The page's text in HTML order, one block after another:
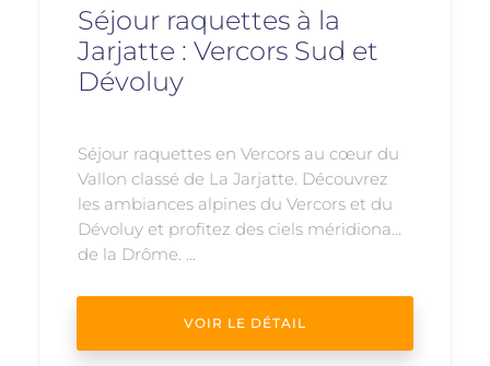
Séjour raquettes à la
Jarjatte : Vercors Sud et
Dévoluy
Séjour raquettes en Vercors au cœur du
Vallon classé de La Jarjatte. Découvrez
les ambiances alpines du Vercors et du
Dévoluy et profitez des ciels méridionaux
de la Drôme. ...
VOIR LE DÉTAIL